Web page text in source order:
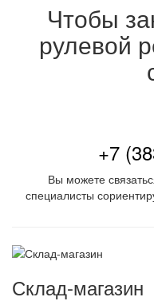
Чтобы
рулевой
+7
Вы можете
специалисты
Склад-магазин